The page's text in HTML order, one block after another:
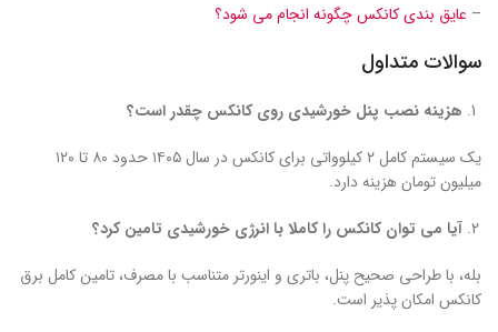
– عایق بندی کانکس چگونه انجام می شود؟
سوالات متداول
هزینه نصب پنل خورشیدی روی کانکس چقدر است؟
یک سیستم کامل ۲ کیلوواتی برای کانکس در سال ۱۴۰۵ حدود ۸۰ تا ۱۲۰
میلیون تومان هزینه دارد.
آیا می توان کانکس را کاملا با انرژی خورشیدی تامین کرد؟
بله، با طراحی صحیح پنل، باتری و اینورتر متناسب با مصرف، تامین کامل برق
کانکس امکان پذیر است.